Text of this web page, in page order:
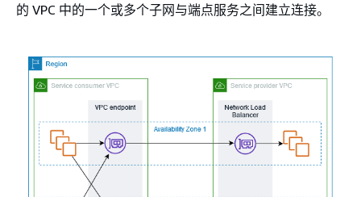
的 VPC 中的一个或多个子网与端点服务之间建立连接。